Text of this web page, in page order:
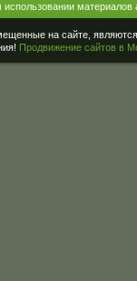
материалов
на сайте,
Продвижение сайтов в